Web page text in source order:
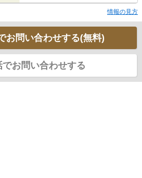
情報の見方
お問い合わせする(無料)
でお問い合わせする